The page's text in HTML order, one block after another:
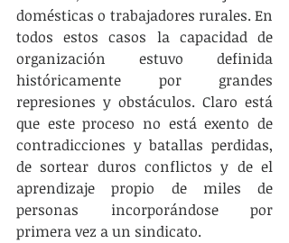
domésticas o trabajadores rurales. En
todos estos casos la capacidad de
organización estuvo definida
históricamente por grandes
represiones y obstáculos. Claro está
que este proceso no está exento de
contradicciones y batallas perdidas,
de sortear duros conflictos y de el
aprendizaje propio de miles de
personas incorporándose por
primera vez a un sindicato.